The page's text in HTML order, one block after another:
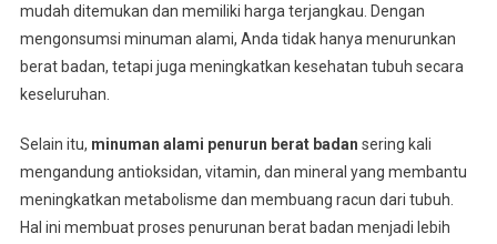
mudah ditemukan dan memiliki harga terjangkau. Dengan
mengonsumsi minuman alami, Anda tidak hanya menurunkan
berat badan, tetapi juga meningkatkan kesehatan tubuh secara
keseluruhan.
Selain itu, minuman alami penurun berat badan sering kali
mengandung antioksidan, vitamin, dan mineral yang membantu
meningkatkan metabolisme dan membuang racun dari tubuh.
Hal ini membuat proses penurunan berat badan menjadi lebih